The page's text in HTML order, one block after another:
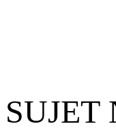
SUJET